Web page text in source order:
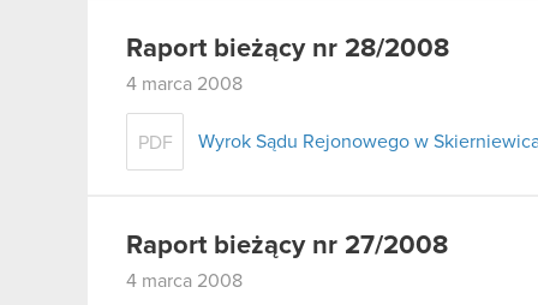
Raport bieżący nr 28/2008
4 marca 2008
PDF Wyrok Sądu Rejonowego w
Raport bieżący nr 27/2008
4 marca 2008